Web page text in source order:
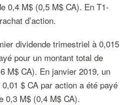
0,4 M$ (0,5 M$ CA). En T1-
d’action.
dividende trimestriel à 0,015
pour un montant total de
M$ CA). En janvier 2019, un
$ CA par action a été payé
0,3 M$ (0,4 M$ CA).